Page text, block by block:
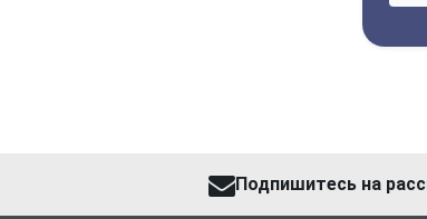
Подпишитесь на